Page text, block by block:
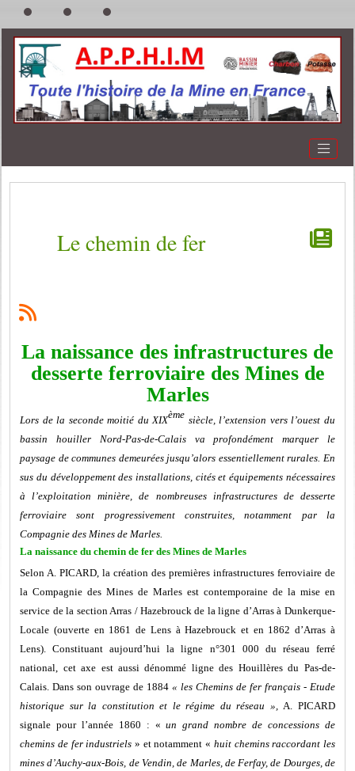
Le chemin de fer
La naissance des infrastructures de
desserte ferroviaire des Mines de
Marles
Lors de la seconde moitié du XIXème siècle, l’extension vers l’ouest du
bassin houiller Nord-Pas-de-Calais va profondément marquer le
paysage de communes demeurées jusqu’alors essentiellement rurales. En
sus du développement des installations, cités et équipements nécessaires
à l’exploitation minière, de nombreuses infrastructures de desserte
ferroviaire sont progressivement construites, notamment par la
Compagnie des Mines de Marles.
La naissance du chemin de fer des Mines de Marles
Selon A. PICARD, la création des premières infrastructures ferroviaire de
la Compagnie des Mines de Marles est contemporaine de la mise en
service de la section Arras / Hazebrouck de la ligne d’Arras à Dunkerque-
Locale (ouverte en 1861 de Lens à Hazebrouck et en 1862 d’Arras à
Lens). Constituant aujourd’hui la ligne n°301 000 du réseau ferré
national, cet axe est aussi dénommé ligne des Houillères du Pas-de-
Calais. Dans son ouvrage de 1884« les Chemins de fer français - Etude
historique sur la constitution et le régime du réseau »,A. PICARD
signale pour l’année 1860 : «un grand nombre de concessions de
chemins de fer industriels » et notamment « huit chemins raccordant les
mines d’Auchy-aux-Bois, de Vendin, de Marles, de Ferfay, de Dourges, de